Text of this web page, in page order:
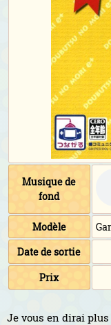
Musique de
fond
Modèle
Date de sortie
Prix
Je vous en dirai